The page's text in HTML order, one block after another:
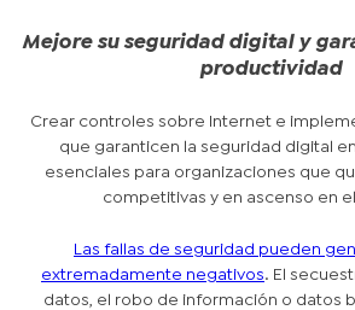
Mejore su seguridad digital y
productividad
Crear controles sobre Internet e
que garanticen la seguridad digital
esenciales para organizaciones que
competitivas y en ascenso en
Las fallas de seguridad pueden
extremadamente negativos. El
datos, el robo de información o datos